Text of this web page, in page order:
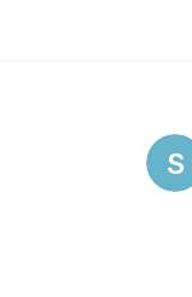
S